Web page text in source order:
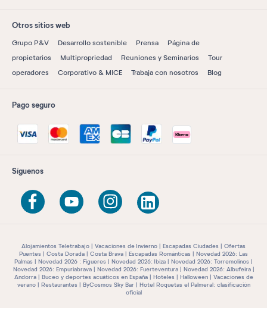
Otros sitios web
Grupo P&V Desarrollo sostenible Prensa
Página de
propietarios
Multipropriedad Reuniones y Seminarios
Tour
operadores
Corporativo & MICE Trabaja con nosotros Blog
Pago seguro
Síguenos
Alojamientos Teletrabajo Vacaciones de Invierno Escapadas Ciudades
Ofertas
Puentes
Costa Dorada Costa Brava Escapadas Románticas
Novedad 2026: Las
Palmas
Novedad 2026 : Figueres Novedad 2026: Ibiza
Novedad 2026: Torremolinos
Novedad 2026: Empuriabrava
Novedad 2026: Fuerteventura
Novedad 2026: Albufeira
Andorra
Buceo y deportes acuáticos en España Hoteles Halloween
Vacaciones de
verano
Restaurantes ByCosmos Sky Bar
Hotel Roquetas el Palmeral: clasificación
oficial